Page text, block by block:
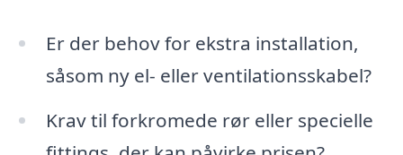
Er der behov for ekstra installation,
såsom ny el- eller ventilationsskabel?
Krav til forkromede rør eller specielle